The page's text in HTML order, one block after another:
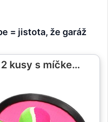
= jistota, že garáž
kusy s míčke…